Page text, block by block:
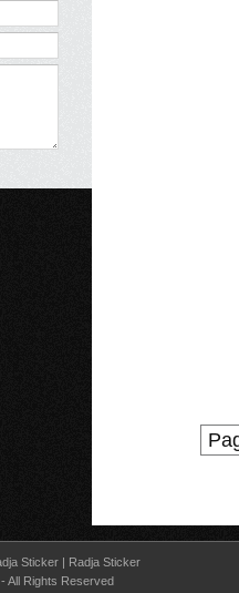
Sticker | Radja Sticker
- All Rights Reserved